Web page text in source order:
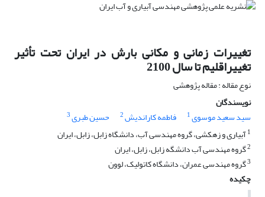
تغییرات زمانی و مکانی بارش در ایران تحت تأثیر
تغییراقلیم تا سال 2100
نوع مقاله : مقاله پژوهشی
نویسندگان
سید سعید موسوی1 فاطمه کاراندیش2 حسین طبری3
1آبیاری و زهکشی، گروه مهندسی آب، دانشگاه زابل، زابل، ایران
2گروه مهندسی آب دانشگه زابل، زابل، ایران
3گروه مهندسی عمران، دانشگاه کاتولیک، لوون
چکیده